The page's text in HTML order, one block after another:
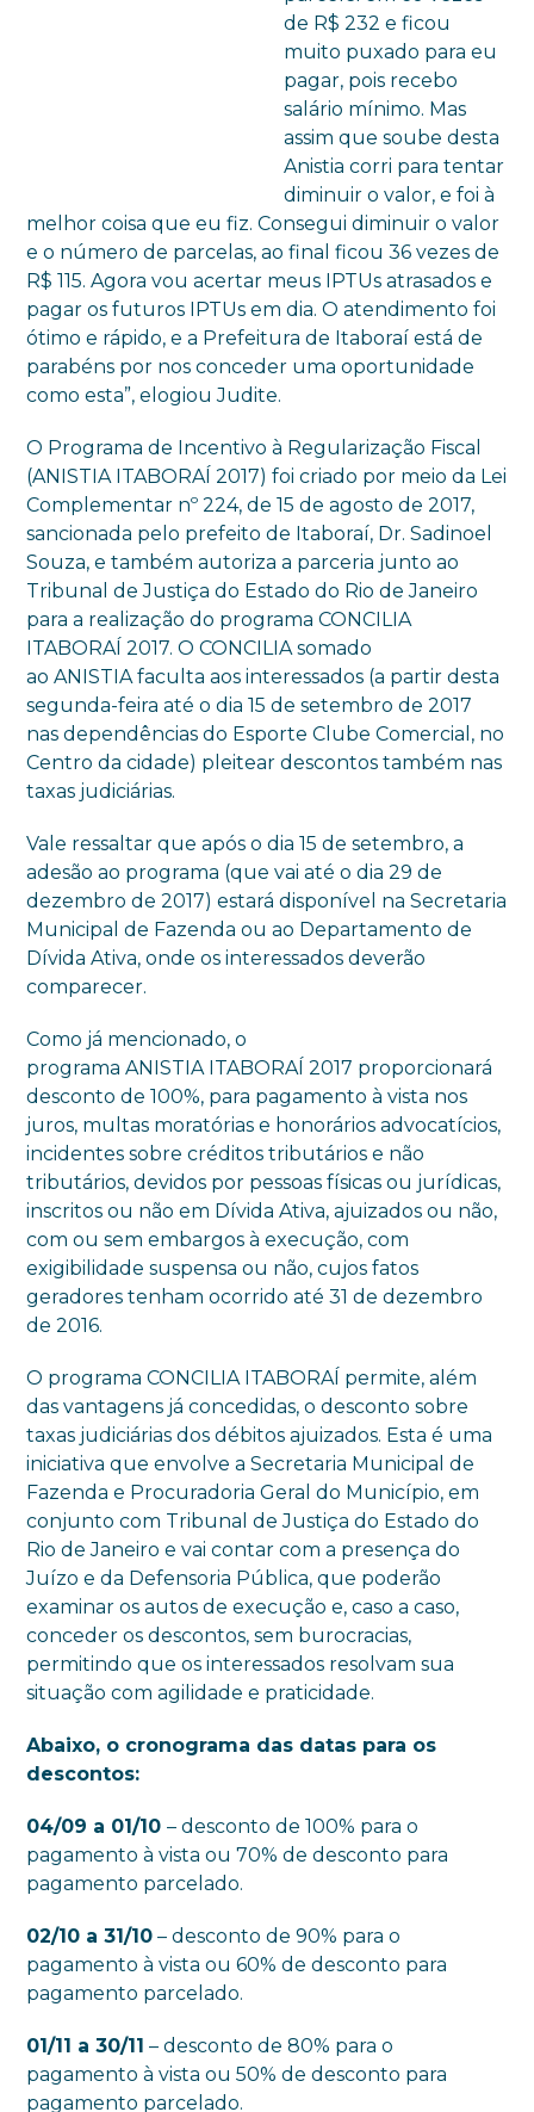
de R$ 232 e ficou
muito puxado para eu
pagar, pois recebo
salário mínimo. Mas
assim que soube desta
Anistia corri para tentar
diminuir o valor, e foi à
melhor coisa que eu fiz. Consegui diminuir o valor
e o número de parcelas, ao final ficou 36 vezes de
R$ 115. Agora vou acertar meus IPTUs atrasados e
pagar os futuros IPTUs em dia. O atendimento foi
ótimo e rápido, e a Prefeitura de Itaboraí está de
parabéns por nos conceder uma oportunidade
como esta”, elogiou Judite.
O Programa de Incentivo à Regularização Fiscal
(ANISTIAITABORAÍ 2017) foi criado por meio da Lei
Complementar nº 224, de 15 de agosto de 2017,
sancionada pelo prefeito de Itaboraí, Dr. Sadinoel
Souza, e também autoriza a parceria junto ao
Tribunal de Justiça do Estado do Rio de Janeiro
para a realização do programa CONCILIA
ITABORAÍ 2017. O CONCILIA somado
aoANISTIAfaculta aos interessados (a partir desta
segunda-feira até o dia 15 de setembro de 2017
nas dependências do Esporte Clube Comercial, no
Centro da cidade) pleitear descontos também nas
taxas judiciárias.
Vale ressaltar que após o dia 15 de setembro, a
adesão ao programa (que vai até o dia 29 de
dezembro de 2017) estará disponível na Secretaria
Municipal de Fazenda ou ao Departamento de
Dívida Ativa, onde os interessados deverão
comparecer.
Como já mencionado, o
programaANISTIAITABORAÍ 2017 proporcionará
desconto de 100%, para pagamento à vista nos
juros, multas moratórias e honorários advocatícios,
incidentes sobre créditos tributários e não
tributários, devidos por pessoas físicas ou jurídicas,
inscritos ou não em Dívida Ativa, ajuizados ou não,
com ou sem embargos à execução, com
exigibilidade suspensa ou não, cujos fatos
geradores tenham ocorrido até 31 de dezembro
de 2016.
O programa CONCILIA ITABORAÍ permite, além
das vantagens já concedidas, o desconto sobre
taxas judiciárias dos débitos ajuizados. Esta é uma
iniciativa que envolve a Secretaria Municipal de
Fazenda e Procuradoria Geral do Município, em
conjunto com Tribunal de Justiça do Estado do
Rio de Janeiro e vai contar com a presença do
Juízo e da Defensoria Pública, que poderão
examinar os autos de execução e, caso a caso,
conceder os descontos, sem burocracias,
permitindo que os interessados resolvam sua
situação com agilidade e praticidade.
Abaixo, o cronograma das datas para os
descontos:
04/09 a 01/10– desconto de 100% para o
pagamento à vista ou 70% de desconto para
pagamento parcelado.
02/10 a 31/10 – desconto de 90% para o
pagamento à vista ou 60% de desconto para
pagamento parcelado.
01/11 a 30/11 – desconto de 80% para o
pagamento à vista ou 50% de desconto para
pagamento parcelado.